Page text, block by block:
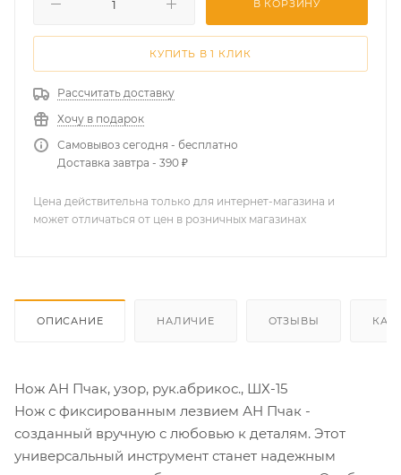
В КОРЗИНУ
КУПИТЬ В 1 КЛИК
Рассчитать доставку
Хочу в подарок
Самовывоз сегодня - бесплатно
Доставка завтра - 390 ₽
Цена действительна только для интернет-магазина и
может отличаться от цен в розничных магазинах
ОПИСАНИЕ НАЛИЧИЕ ОТЗЫВЫ КАК
Нож АН Пчак, узор, рук.абрикос., ШХ-15
Нож с фиксированным лезвием АН Пчак -
созданный вручную с любовью к деталям. Этот
универсальный инструмент станет надежным